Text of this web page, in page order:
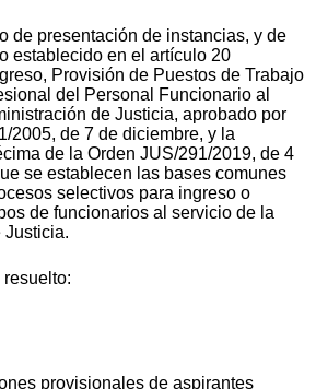
de presentación de instancias, y de
establecido en el artículo 20
Provisión de Puestos de Trabajo
del Personal Funcionario al
de Justicia, aprobado por
2005, de 7 de diciembre, y la
de la Orden JUS/291/2019, de 4
se establecen las bases comunes
selectivos para ingreso o
de funcionarios al servicio de la
Justicia.
provisionales de aspirantes